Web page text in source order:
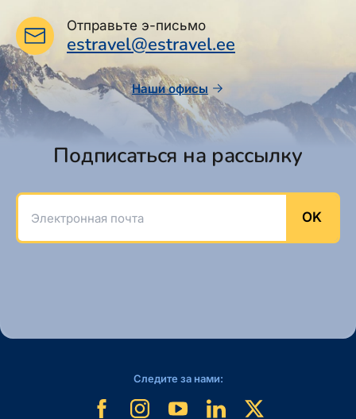
Отправьте э-письмо
estravel@estravel.ee
Наши офисы
Подписаться на рассылку
Электронная почта
OK
Следите за нами: